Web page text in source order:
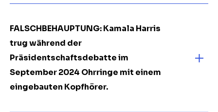
FALSCHBEHAUPTUNG: Kamala Harris
trug während der
Präsidentschaftsdebatte im
September 2024 Ohrringe mit einem
eingebauten Kopfhörer.